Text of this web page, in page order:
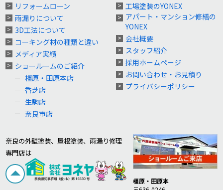
リフォームローン
雨漏りについて
3D工法について
コーキング材の種類と違い
メディア実績
ショールームのご紹介
橿原・田原本店
香芝店
生駒店
奈良市店
工場塗装のYONEX
アパート・マンション修繕の
YONEX
会社概要
スタッフ紹介
採用ホームページ
お問い合わせ・お見積り
プライバシーポリシー
奈良の外壁塗装、屋根塗装、雨漏り修理
専門店は
橿原・田原本